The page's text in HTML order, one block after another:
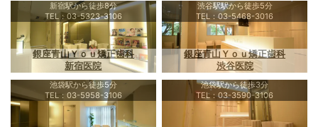
新宿駅から徒歩8分
TEL：03-5323-3106
銀座青山Ｙｏｕ矯正歯科
新宿医院
渋谷駅駅から徒歩5分
TEL：03-5468-3016
銀座青山Ｙｏｕ矯正歯科
渋谷医院
池袋駅から徒歩5分
TEL：03-5958-3106
池袋駅から徒歩3分
TEL：03-3590-3106